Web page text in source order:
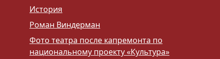
История
Роман Виндерман
Фото театра после капремонта по
национальному проекту «Культура»